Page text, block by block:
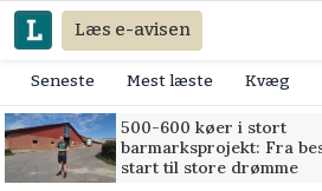
Læs e-avisen
Seneste Mest læste Kvæg
500-600 køer i stort
barmarksprojekt: Fra
start til store drømme